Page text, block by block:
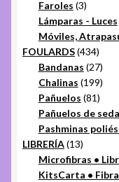
Faroles 33
Lámparas - Luces
Móviles,
FOULARDS 434434
Bandanas 2727
Chalinas 199199
Pañuelos 8181
Pañuelos de seda
Pashminas
LIBRERÍA 1313
Microfibras •
KitsCarta •